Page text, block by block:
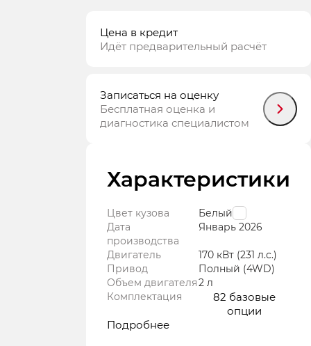
Цена в кредит
Идёт предварительный расчёт
Записаться на оценку
Бесплатная оценка и
диагностика специалистом
Характеристики
Цвет кузова
Белый
Дата
производства
Январь 2026
Двигатель 170 кВт (231 л.с.)
Привод
Полный (4WD)
Объем двигателя2 л
Комплектация
82 базовые
опции
Подробнее